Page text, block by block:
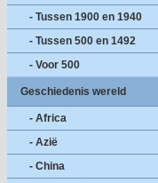
- Tussen 1900 en 1940
- Tussen 500 en 1492
- Voor 500
Geschiedenis wereld
- Africa
- Azië
- China